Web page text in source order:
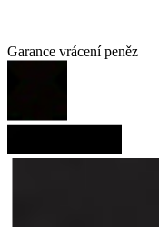
Garance vrácení peněz